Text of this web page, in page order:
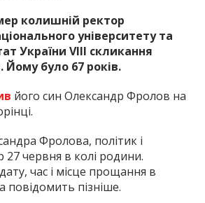
колишній ректор
університету та
України VIII скликання
було 67 років.
його син Олександр Фролов на
Фролова, політик і
червня в колі родини.
час і місце прощання в
повідомить пізніше.